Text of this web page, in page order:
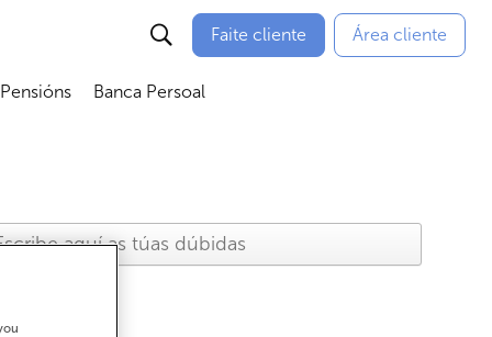
Faite cliente Área cliente
Abrir submenú
Banca Persoal